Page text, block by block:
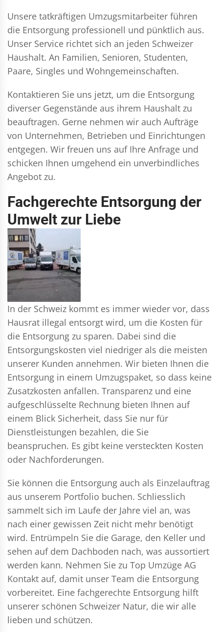
Unsere tatkräftigen Umzugsmitarbeiter führen
die Entsorgung professionell und pünktlich aus.
Unser Service richtet sich an jeden Schweizer
Haushalt. An Familien, Senioren, Studenten,
Paare, Singles und Wohngemeinschaften.
Kontaktieren Sie uns jetzt, um die Entsorgung
diverser Gegenstände aus ihrem Haushalt zu
beauftragen. Gerne nehmen wir auch Aufträge
von Unternehmen, Betrieben und Einrichtungen
entgegen. Wir freuen uns auf Ihre Anfrage und
schicken Ihnen umgehend ein unverbindliches
Angebot zu.
Fachgerechte Entsorgung der
Umwelt zur Liebe
In der Schweiz kommt es immer wieder vor, dass
Hausrat illegal entsorgt wird, um die Kosten für
die Entsorgung zu sparen. Dabei sind die
Entsorgungskosten viel niedriger als die meisten
unserer Kunden annehmen. Wir bieten Ihnen die
Entsorgung in einem Umzugspaket, so dass keine
Zusatzkosten anfallen. Transparenz und eine
aufgeschlüsselte Rechnung bieten Ihnen auf
einem Blick Sicherheit, dass Sie nur für
Dienstleistungen bezahlen, die Sie
beanspruchen. Es gibt keine versteckten Kosten
oder Nachforderungen.
Sie können die Entsorgung auch als Einzelauftrag
aus unserem Portfolio buchen. Schliesslich
sammelt sich im Laufe der Jahre viel an, was
nach einer gewissen Zeit nicht mehr benötigt
wird. Entrümpeln Sie die Garage, den Keller und
sehen auf dem Dachboden nach, was aussortiert
werden kann. Nehmen Sie zu Top Umzüge AG
Kontakt auf, damit unser Team die Entsorgung
vorbereitet. Eine fachgerechte Entsorgung hilft
unserer schönen Schweizer Natur, die wir alle
lieben und schützen.